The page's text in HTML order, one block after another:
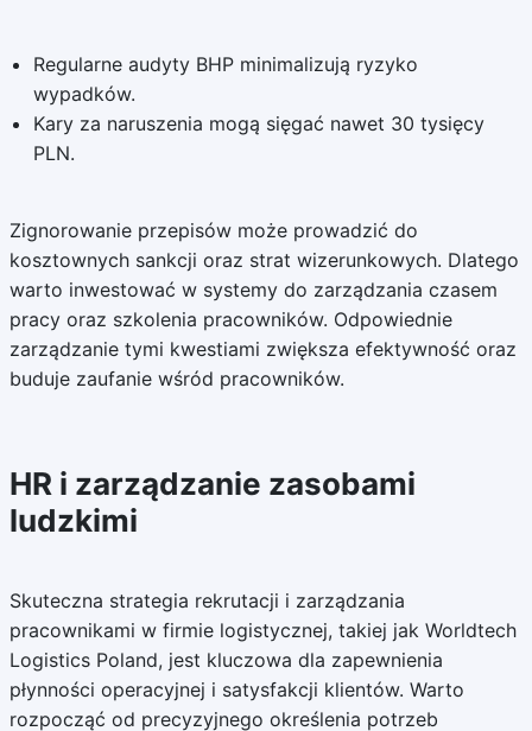
Regularne audyty BHP minimalizują ryzyko
wypadków.
Kary za naruszenia mogą sięgać nawet 30 tysięcy
PLN.
Zignorowanie przepisów może prowadzić do
kosztownych sankcji oraz strat wizerunkowych. Dlatego
warto inwestować w systemy do zarządzania czasem
pracy oraz szkolenia pracowników. Odpowiednie
zarządzanie tymi kwestiami zwiększa efektywność oraz
buduje zaufanie wśród pracowników.
HR i zarządzanie zasobami
ludzkimi
Skuteczna strategia rekrutacji i zarządzania
pracownikami w firmie logistycznej, takiej jak Worldtech
Logistics Poland, jest kluczowa dla zapewnienia
płynności operacyjnej i satysfakcji klientów. Warto
rozpocząć od precyzyjnego określenia potrzeb